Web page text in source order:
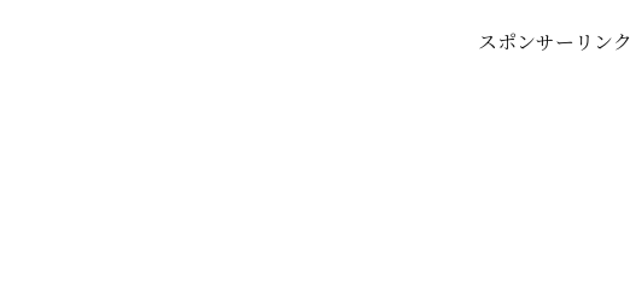
スポンサーリンク